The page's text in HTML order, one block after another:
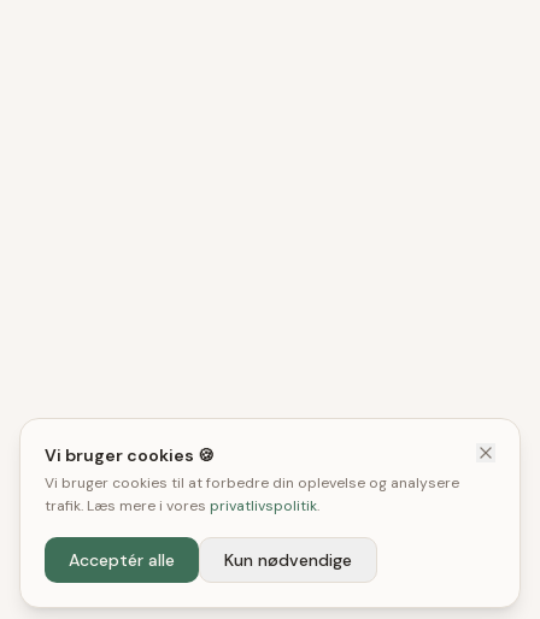
Vi bruger cookies 🍪
Vi bruger cookies til at forbedre din oplevelse og analysere
trafik. Læs mere i vores privatlivspolitik.
Acceptér alle Kun nødvendige